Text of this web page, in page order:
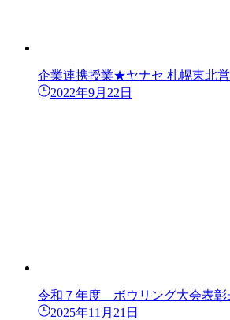
企業連携授業★ヤナセ 札幌東北
2022年9月22日
令和７年度 ボウリング大会表彰
2025年11月21日